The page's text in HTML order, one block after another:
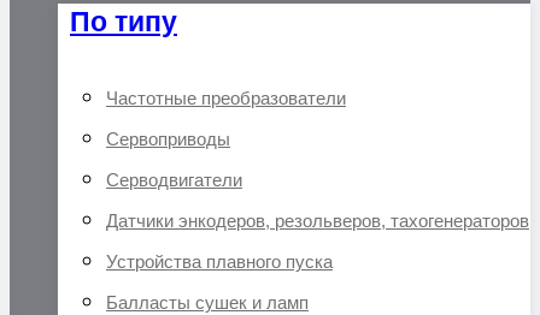
По типу
Частотные преобразователи
Сервоприводы
Серводвигатели
Датчики энкодеров, резольверов, тахогенераторов
Устройства плавного пуска
Балласты сушек и ламп